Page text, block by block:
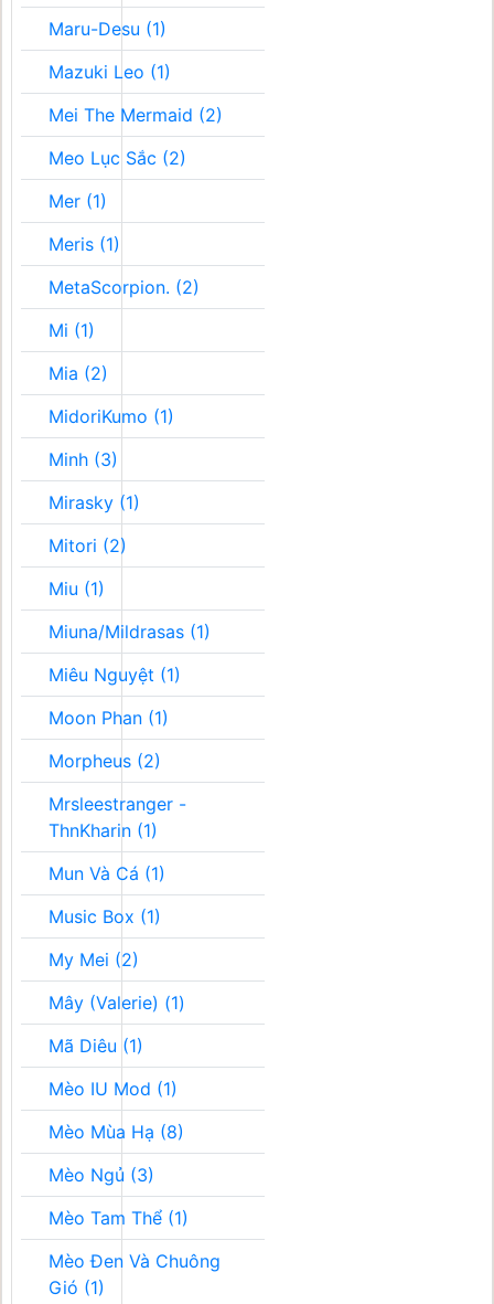
Maru-Desu (1)
Mazuki Leo (1)
Mei The Mermaid (2)
Meo Lục Sắc (2)
Mer (1)
Meris (1)
MetaScorpion. (2)
Mi (1)
Mia (2)
MidoriKumo (1)
Minh (3)
Mirasky (1)
Mitori (2)
Miu (1)
Miuna/Mildrasas (1)
Miêu Nguyệt (1)
Moon Phan (1)
Morpheus (2)
Mrsleestranger -
ThnKharin (1)
Mun Và Cá (1)
Music Box (1)
My Mei (2)
Mây (Valerie) (1)
Mã Diêu (1)
Mèo IU Mod (1)
Mèo Mùa Hạ (8)
Mèo Ngủ (3)
Mèo Tam Thể (1)
Mèo Đen Và Chuông
Gió (1)